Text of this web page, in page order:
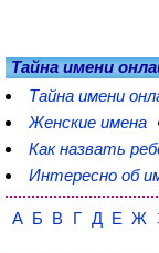
Тайна имени
Тайна имени
Женские имена
Как назвать
Интересно об
А Б В Г Д Е Ж